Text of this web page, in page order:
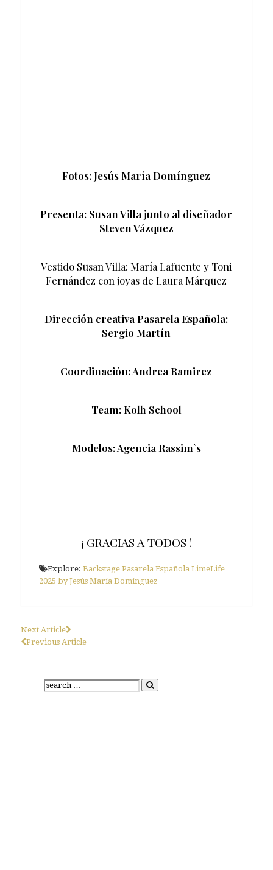
Fotos: Jesús María Domínguez
Presenta: Susan Villa junto al diseñador
Steven Vázquez
Vestido Susan Villa: María Lafuente y Toni
Fernández con joyas de Laura Márquez
Dirección creativa Pasarela Española:
Sergio Martín
Coordinación: Andrea Ramirez
Team: Kolh School
Modelos: Agencia Rassim`s
¡ GRACIAS A TODOS !
Explore: Backstage Pasarela Española LimeLife
2025 by Jesús María Domínguez
Next Article
Previous Article